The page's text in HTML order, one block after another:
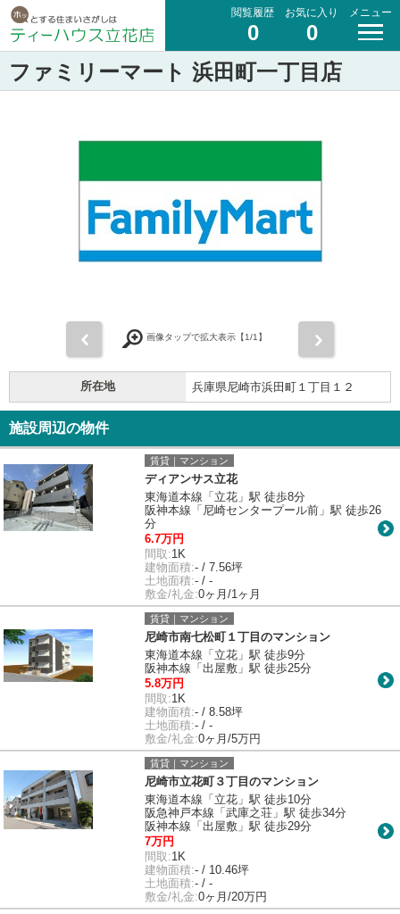
閲覧履歴
0
お気に入り
0
メニュー
ファミリーマート 浜田町一丁目店
画像タップで拡大表示【1/1】
所在地 兵庫県尼崎市浜田町１丁目１２
施設周辺の物件
賃貸｜マンション
ディアンサス立花
東海道本線「立花」駅 徒歩8分
阪神本線「尼崎センタープール前」駅 徒歩26
分
6.7万円
間取:1K
建物面積:- / 7.56坪
土地面積:- / -
敷金/礼金:0ヶ月/1ヶ月
賃貸｜マンション
尼崎市南七松町１丁目のマンション
東海道本線「立花」駅 徒歩9分
阪神本線「出屋敷」駅 徒歩25分
5.8万円
間取:1K
建物面積:- / 8.58坪
土地面積:- / -
敷金/礼金:0ヶ月/5万円
賃貸｜マンション
尼崎市立花町３丁目のマンション
東海道本線「立花」駅 徒歩10分
阪急神戸本線「武庫之荘」駅 徒歩34分
阪神本線「出屋敷」駅 徒歩29分
7万円
間取:1K
建物面積:- / 10.46坪
土地面積:- / -
敷金/礼金:0ヶ月/20万円